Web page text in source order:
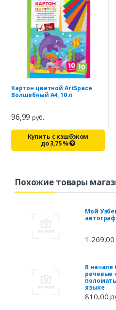
Картон цветной ArtSpace
Волшебный A4, 10 л
96,99руб.
Купить с кэшбэком
до3,75%
Похожие товары
Мой
1 269,00
В
речевые
языке
810,00